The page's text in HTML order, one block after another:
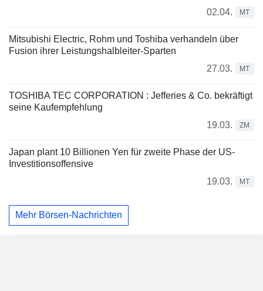
02.04.
MT
Mitsubishi Electric, Rohm und Toshiba verhandeln über
Fusion ihrer Leistungshalbleiter-Sparten
27.03.
MT
TOSHIBA TEC CORPORATION : Jefferies & Co. bekräftigt
seine Kaufempfehlung
19.03.
ZM
Japan plant 10 Billionen Yen für zweite Phase der US-
Investitionsoffensive
19.03.
MT
Mehr Börsen-Nachrichten